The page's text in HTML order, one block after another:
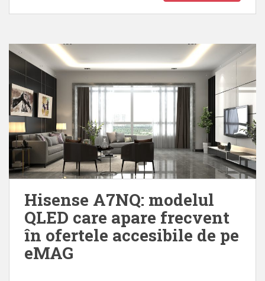
Hisense A7NQ: modelul
QLED care apare frecvent
în ofertele accesibile de pe
eMAG